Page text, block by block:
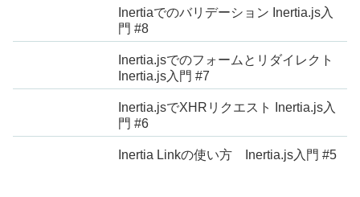
Inertiaでのバリデーション Inertia.js入
門 #8
Inertia.jsでのフォームとリダイレクト
Inertia.js入門 #7
Inertia.jsでXHRリクエスト Inertia.js入
門 #6
Inertia Linkの使い方 Inertia.js入門 #5